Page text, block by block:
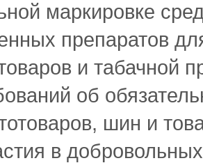
маркировке
препаратов
и табачной
об
шин и
в